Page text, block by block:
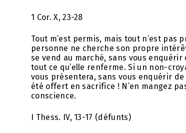
1 Cor. X, 23-28
Tout m’est permis, mais tout n’est pas
personne ne cherche son propre
se vend au marché, sans vous
tout ce qu’elle renferme. Si un non-
vous présentera, sans vous enquérir
été offert en sacrifice ! N’en mangez
conscience.
I Thess. IV, 13-17 (défunts)